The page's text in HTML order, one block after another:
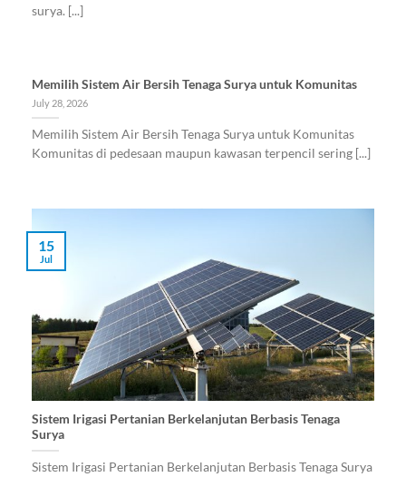
surya. [...]
Memilih Sistem Air Bersih Tenaga Surya untuk Komunitas
July 28, 2026
Memilih Sistem Air Bersih Tenaga Surya untuk Komunitas
Komunitas di pedesaan maupun kawasan terpencil sering [...]
Sistem Irigasi Pertanian Berkelanjutan Berbasis Tenaga
Surya
Sistem Irigasi Pertanian Berkelanjutan Berbasis Tenaga Surya
15
Jul